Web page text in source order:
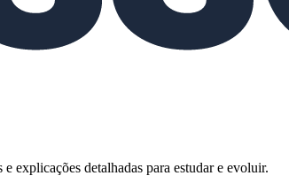
e explicações detalhadas para estudar e evoluir.